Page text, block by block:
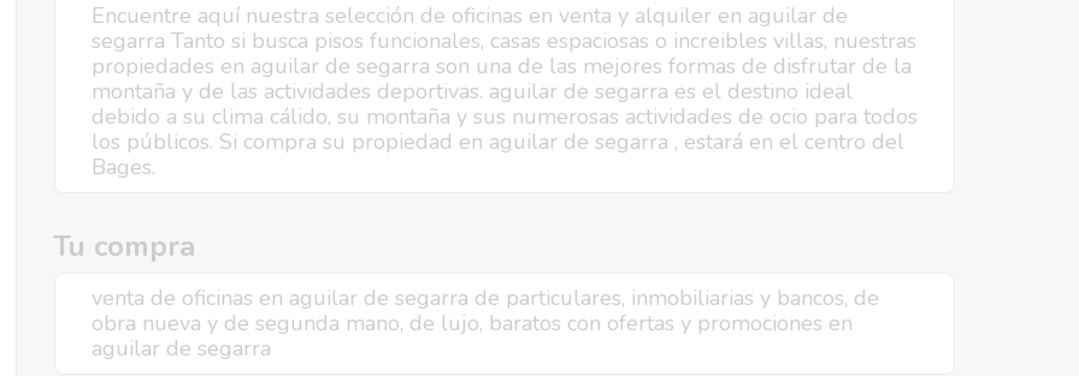
Encuentre aquí nuestra selección de oficinas en venta y alquiler en aguilar de
segarra Tanto si busca pisos funcionales, casas espaciosas o increibles villas, nuestras
propiedades en aguilar de segarra son una de las mejores formas de disfrutar de la
montaña y de las actividades deportivas. aguilar de segarra es el destino ideal
debido a su clima cálido, su montaña y sus numerosas actividades de ocio para todos
los públicos. Si compra su propiedad en aguilar de segarra , estará en el centro del
Bages.
Tu compra
venta de oficinas en aguilar de segarra de particulares, inmobiliarias y bancos, de
obra nueva y de segunda mano, de lujo, baratos con ofertas y promociones en
aguilar de segarra